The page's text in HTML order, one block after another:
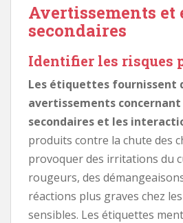
Avertissements et
secondaires
Identifier les risques
Les étiquettes fournissent
avertissements
secondaires et les
produits contre la chute des
provoquer des irritations du
rougeurs, des
réactions plus graves chez
sensibles. Les étiquettes